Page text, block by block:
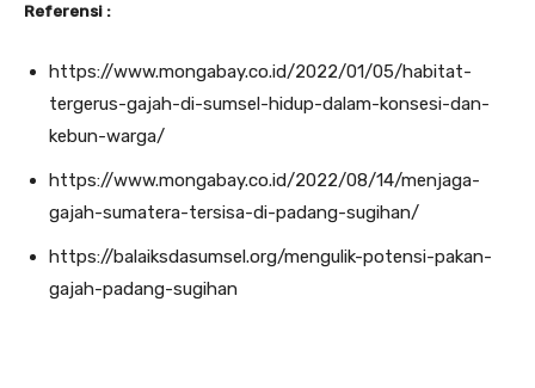
Referensi :
https://www.mongabay.co.id/2022/01/05/habitat-
tergerus-gajah-di-sumsel-hidup-dalam-konsesi-dan-
kebun-warga/
https://www.mongabay.co.id/2022/08/14/menjaga-
gajah-sumatera-tersisa-di-padang-sugihan/
https://balaiksdasumsel.org/mengulik-potensi-pakan-
gajah-padang-sugihan